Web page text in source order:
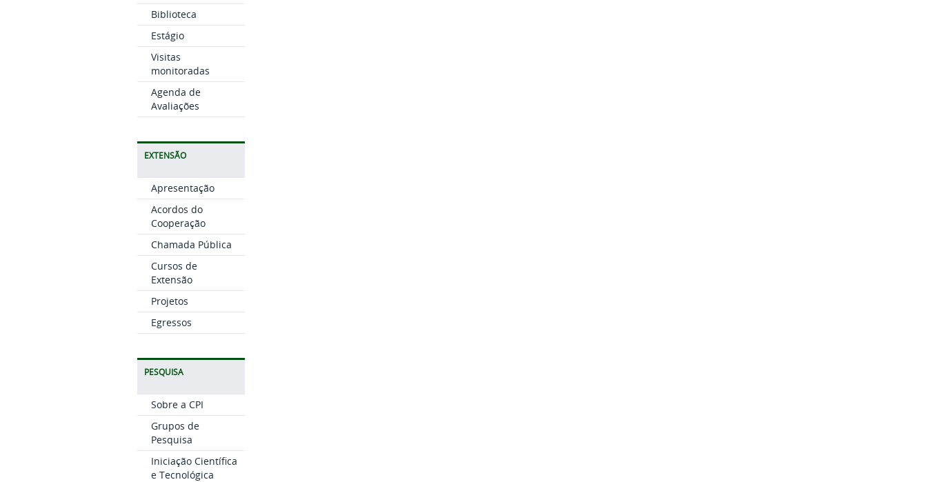
Biblioteca
Estágio
Visitas
monitoradas
Agenda de
Avaliações
EXTENSÃO
Apresentação
Acordos do
Cooperação
Chamada Pública
Cursos de
Extensão
Projetos
Egressos
PESQUISA
Sobre a CPI
Grupos de
Pesquisa
Iniciação Científica
e Tecnológica